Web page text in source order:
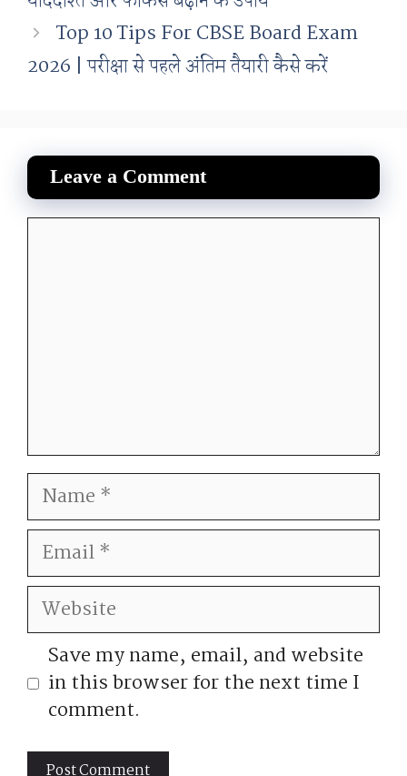
Top 10 Tips For CBSE Board Exam
2026 | परीक्षा से पहले अंतिम तैयारी कैसे करें
Leave a Comment
Name
Email
Website
Save my name, email, and website
in this browser for the next time I
comment.